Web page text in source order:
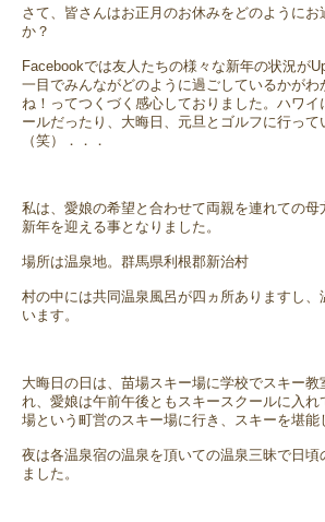
さて、皆さんはお正月のお休みをどのようにお
か？
Facebookでは友人たちの様々な新年の状況が
一目でみんながどのように過ごしているかがわ
ね！ってつくづく感心しておりました。ハワイ
ールだったり、大晦日、元旦とゴルフに行って
（笑）．．．
私は、愛娘の希望と合わせて両親を連れての母
新年を迎える事となりました。
場所は温泉地。群馬県利根郡新治村
村の中には共同温泉風呂が四ヵ所ありますし、
います。
大晦日の日は、苗場スキー場に学校でスキー教
れ、愛娘は午前午後ともスキースクールに入れ
場という町営のスキー場に行き、スキーを堪能
夜は各温泉宿の温泉を頂いての温泉三昧で日頃
ました。